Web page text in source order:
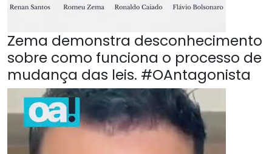
Zema demonstra desconhecimento
sobre como funciona o processo de
mudança das leis. #OAntagonista